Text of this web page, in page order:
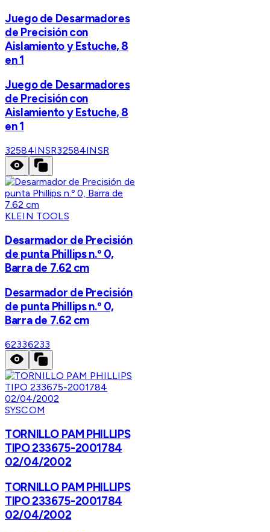
Juego de Desarmadores
de Precisión con
Aislamiento y Estuche, 8
en 1
Juego de Desarmadores
de Precisión con
Aislamiento y Estuche, 8
en 1
32584INSR32584INSR
KLEIN TOOLS
Desarmador de Precisión
de punta Phillips n.º 0,
Barra de 7.62 cm
Desarmador de Precisión
de punta Phillips n.º 0,
Barra de 7.62 cm
62336233
SYSCOM
TORNILLO PAM PHILLIPS
TIPO 233675-2001784
02/04/2002
TORNILLO PAM PHILLIPS
TIPO 233675-2001784
02/04/2002